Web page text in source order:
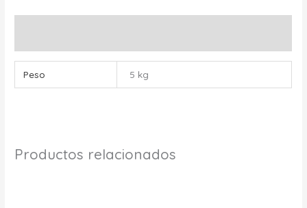
Peso 5 kg
Productos relacionados